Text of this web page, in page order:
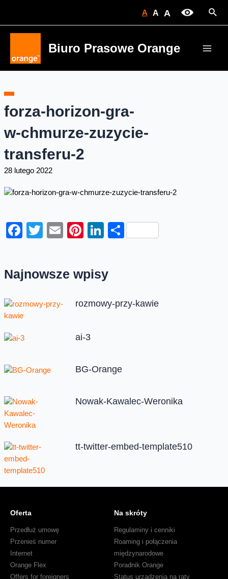
A A A
Biuro Prasowe Orange
forza-horizon-gra-
w-chmurze-zuzycie-
transferu-2
28 lutego 2022
Facebook
Twitter
EmailPinterest
LinkedIn
Share
Najnowsze wpisy
rozmowy-przy-kawie
ai-3
BG-Orange
Nowak-Kawalec-Weronika
tt-twitter-embed-template510
Oferta
Przedłuż umowę
Przenieś numer
Internet
Orange Flex
Offers for foreigners
Na skróty
Regulaminy i cenniki
Roaming i połączenia
międzynarodowe
Poradnik Orange
Status urządzenia na raty